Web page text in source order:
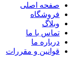
صفحه اصلی
فروشگاه
وبلاگ
تماس با ما
درباره ما
قوانین و مقررات